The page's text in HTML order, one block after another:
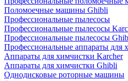
Поломоечные машины Ghibli
Профессиональные пылесосы
Профессиональные пылесосы
Профессиональные пылесосы
Профессиональные аппараты для
Аппараты для химчистки Karcher
Аппараты для химчистки Ghibli
Однодисковые роторные машины